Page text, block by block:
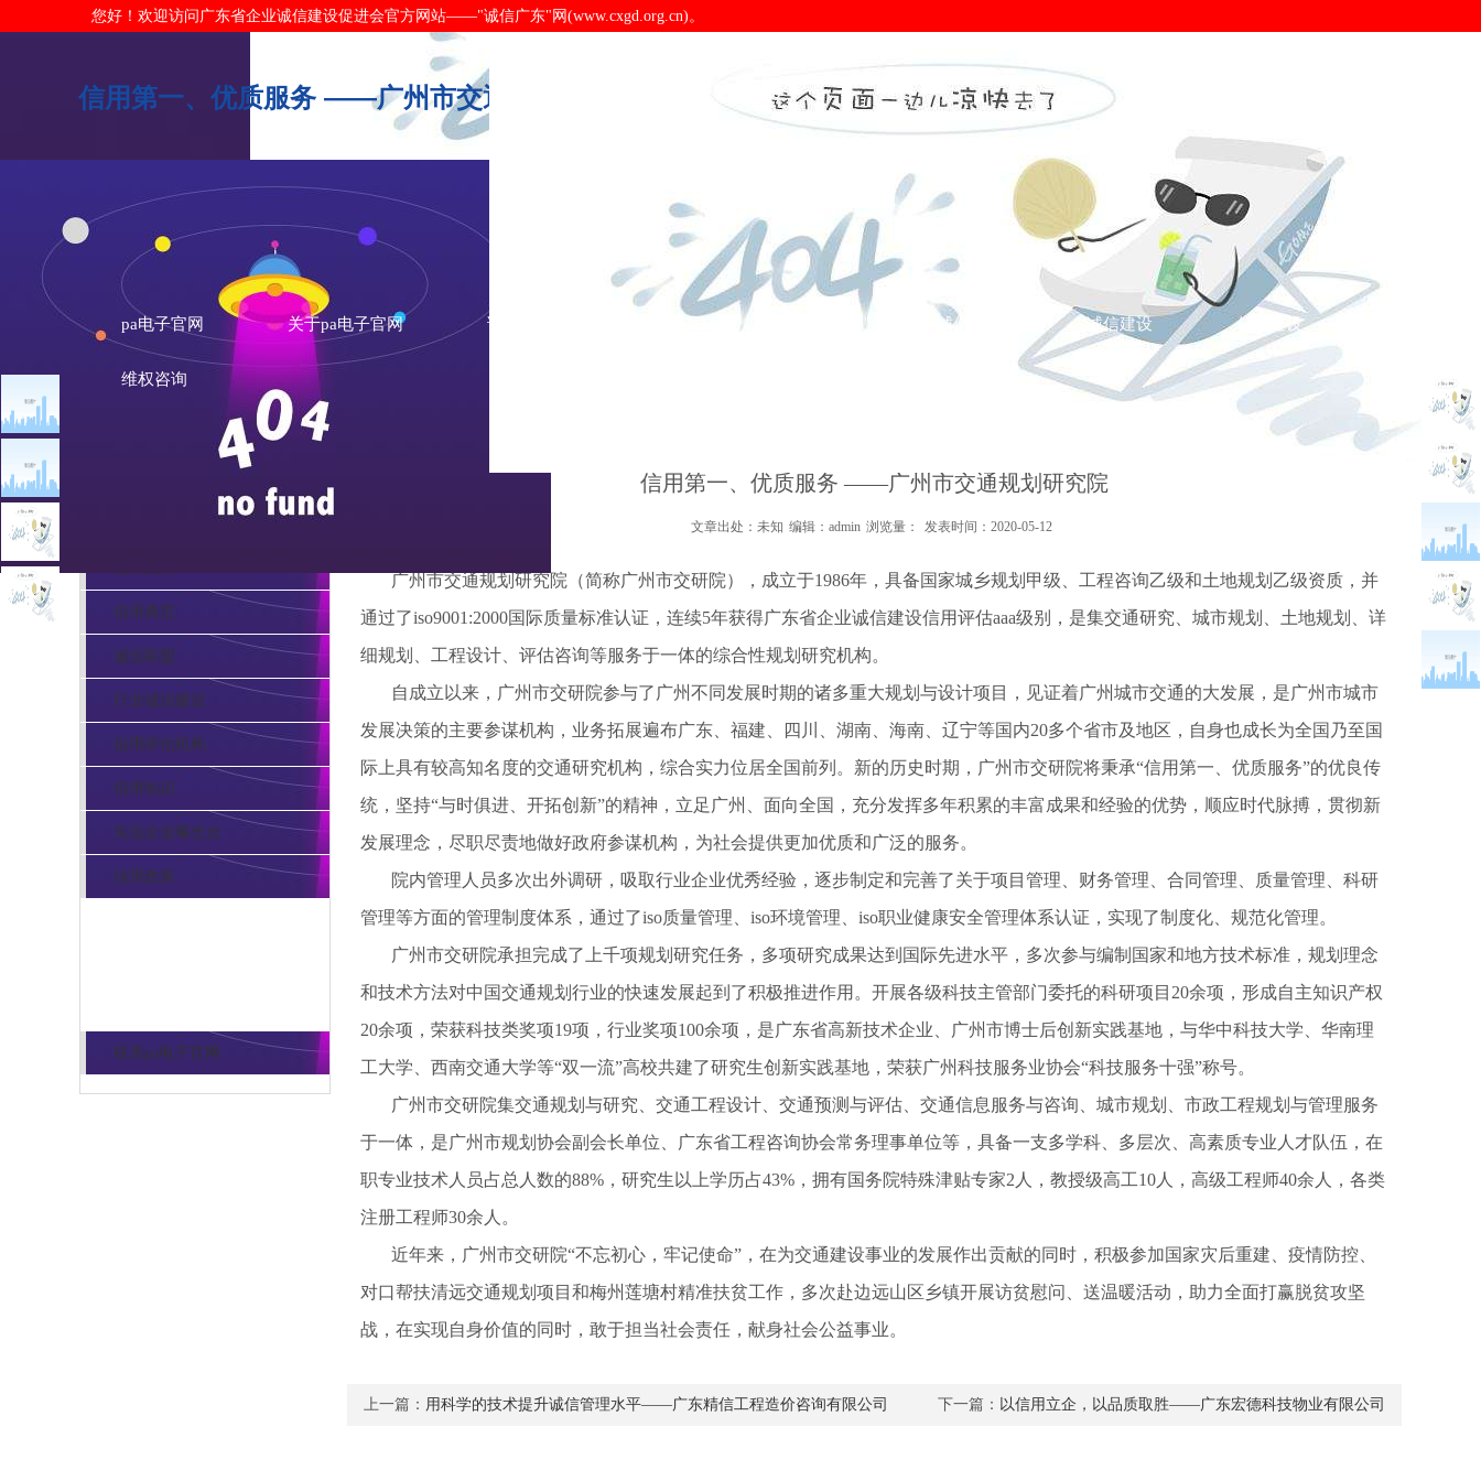
您好！欢迎访问广东省企业诚信建设促进会官方网站——"诚信广东"网(www.cxgd.org.cn)。
信用第一、优质服务 ——广州市交通规划研究院-pa电子官网
pa电子官网 关于pa电子官网 诚信广东 诚信认证 诚信建设 信用建设
维权咨询
信用建设
信用典范
诚信联盟
行业诚信建设
信用评估机构
信用知识
失信企业曝光台
信用政策
联系pa电子官网
您的位置： >信用建设 信用典范
信用第一、优质服务 ——广州市交通规划研究院
文章出处：未知 编辑：admin 浏览量： 发表时间：2020-05-12
广州市交通规划研究院（简称广州市交研院），成立于1986年，具备国家城乡规划甲级、工程咨询乙级和土地规划乙级资质，并
通过了iso9001:2000国际质量标准认证，连续5年获得广东省企业诚信建设信用评估aaa级别，是集交通研究、城市规划、土地规划、详
细规划、工程设计、评估咨询等服务于一体的综合性规划研究机构。
自成立以来，广州市交研院参与了广州不同发展时期的诸多重大规划与设计项目，见证着广州城市交通的大发展，是广州市城市
发展决策的主要参谋机构，业务拓展遍布广东、福建、四川、湖南、海南、辽宁等国内20多个省市及地区，自身也成长为全国乃至国
际上具有较高知名度的交通研究机构，综合实力位居全国前列。新的历史时期，广州市交研院将秉承“信用第一、优质服务”的优良传
统，坚持“与时俱进、开拓创新”的精神，立足广州、面向全国，充分发挥多年积累的丰富成果和经验的优势，顺应时代脉搏，贯彻新
发展理念，尽职尽责地做好政府参谋机构，为社会提供更加优质和广泛的服务。
院内管理人员多次出外调研，吸取行业企业优秀经验，逐步制定和完善了关于项目管理、财务管理、合同管理、质量管理、科研
管理等方面的管理制度体系，通过了iso质量管理、iso环境管理、iso职业健康安全管理体系认证，实现了制度化、规范化管理。
广州市交研院承担完成了上千项规划研究任务，多项研究成果达到国际先进水平，多次参与编制国家和地方技术标准，规划理念
和技术方法对中国交通规划行业的快速发展起到了积极推进作用。开展各级科技主管部门委托的科研项目20余项，形成自主知识产权
20余项，荣获科技类奖项19项，行业奖项100余项，是广东省高新技术企业、广州市博士后创新实践基地，与华中科技大学、华南理
工大学、西南交通大学等“双一流”高校共建了研究生创新实践基地，荣获广州科技服务业协会“科技服务十强”称号。
广州市交研院集交通规划与研究、交通工程设计、交通预测与评估、交通信息服务与咨询、城市规划、市政工程规划与管理服务
于一体，是广州市规划协会副会长单位、广东省工程咨询协会常务理事单位等，具备一支多学科、多层次、高素质专业人才队伍，在
职专业技术人员占总人数的88%，研究生以上学历占43%，拥有国务院特殊津贴专家2人，教授级高工10人，高级工程师40余人，各类
注册工程师30余人。
近年来，广州市交研院“不忘初心，牢记使命”，在为交通建设事业的发展作出贡献的同时，积极参加国家灾后重建、疫情防控、
对口帮扶清远交通规划项目和梅州莲塘村精准扶贫工作，多次赴边远山区乡镇开展访贫慰问、送温暖活动，助力全面打赢脱贫攻坚
战，在实现自身价值的同时，敢于担当社会责任，献身社会公益事业。
下一篇： 以信用立企，以品质取胜——广东宏德科技物业有限公司
上一篇： 用科学的技术提升诚信管理水平——广东精信工程造价咨询有限公司